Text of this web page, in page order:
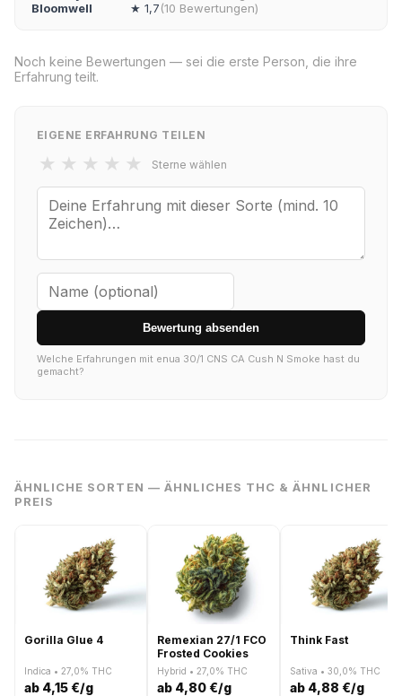
Bloomwell
★ 1,7(10 Bewertungen)
Noch keine Bewertungen — sei die erste Person, die ihre
Erfahrung teilt.
EIGENE ERFAHRUNG TEILEN
★ ★ ★ ★ ★ Sterne wählen
Bewertung absenden
Welche Erfahrungen mit enua 30/1 CNS CA Cush N Smoke hast du
gemacht?
ÄHNLICHE SORTEN — ÄHNLICHES THC & ÄHNLICHER
PREIS
Gorilla Glue 4
Indica • 27,0% THC
ab 4,15 €/g
Remexian 27/1 FCO
Frosted Cookies
Hybrid • 27,0% THC
ab 4,80 €/g
Think Fast
Sativa • 30,0% THC
ab 4,88 €/g